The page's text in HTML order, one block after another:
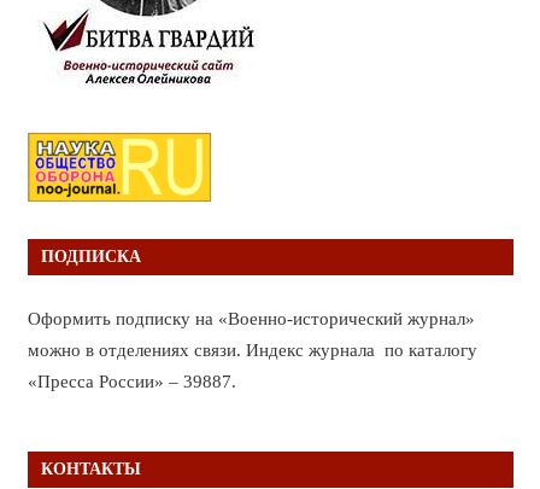
ПОДПИСКА
Оформить подписку на «Военно-исторический журнал»
можно в отделениях связи. Индекс журнала по каталогу
«Пресса России» – 39887.
КОНТАКТЫ